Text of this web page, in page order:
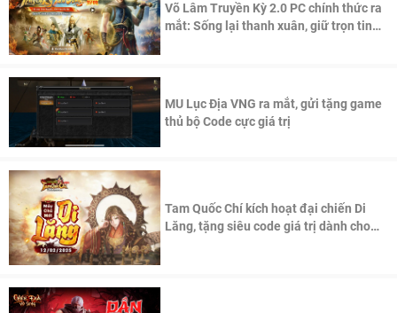
Võ Lâm Truyền Kỳ 2.0 PC chính thức ra
mắt: Sống lại thanh xuân, giữ trọn tinh
MU Lục Địa VNG ra mắt, gửi tặng game
thủ bộ Code cực giá trị
Tam Quốc Chí kích hoạt đại chiến Di
Lăng, tặng siêu code giá trị dành cho